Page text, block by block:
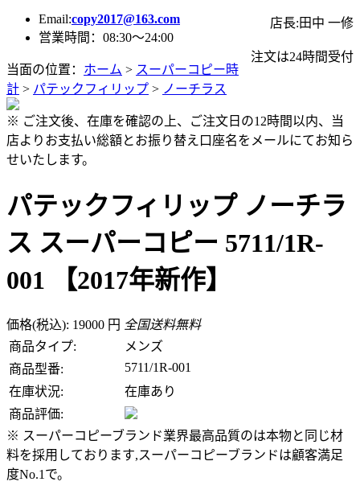
Email:copy2017@163.com
店長:田中 一修
営業時間：08:30～24:00
注文は24時間受付
当面の位置： ホーム > スーパーコピー時
計 > パテックフィリップ > ノーチラス
※ ご注文後、在庫を確認の上、ご注文日の12時間以内、当
店よりお支払い総額とお振り替え口座名をメールにてお知ら
せいたします。
パテックフィリップ ノーチラ
ス スーパーコピー 5711/1R-
001 【2017年新作】
価格(税込): 19000 円 全国送料無料
商品タイプ:
メンズ
商品型番:
5711/1R-001
在庫状況:
在庫あり
商品評価:
※ スーパーコピーブランド業界最高品質のは本物と同じ材
料を採用しております,スーパーコピーブランドは顧客満足
度No.1で。